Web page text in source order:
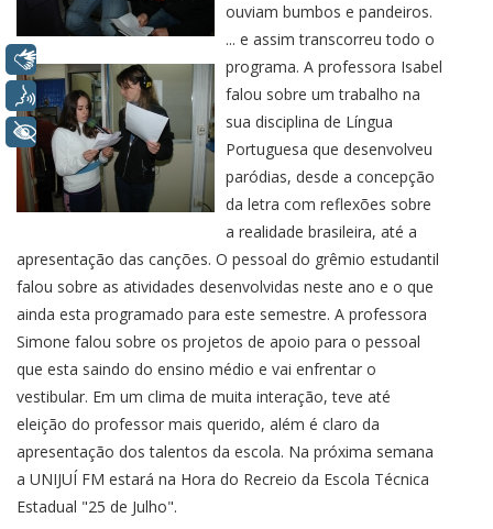
ouviam bumbos e pandeiros.
... e assim transcorreu todo o
programa. A professora Isabel
falou sobre um trabalho na
sua disciplina de Língua
Portuguesa que desenvolveu
paródias, desde a concepção
da letra com reflexões sobre
a realidade brasileira, até a
apresentação das canções. O pessoal do grêmio estudantil
falou sobre as atividades desenvolvidas neste ano e o que
ainda esta programado para este semestre. A professora
Simone falou sobre os projetos de apoio para o pessoal
que esta saindo do ensino médio e vai enfrentar o
vestibular. Em um clima de muita interação, teve até
eleição do professor mais querido, além é claro da
apresentação dos talentos da escola. Na próxima semana
a UNIJUÍ FM estará na Hora do Recreio da Escola Técnica
Estadual "25 de Julho".
Libras
Voz
+ Acessibilidade